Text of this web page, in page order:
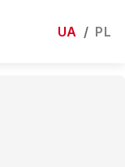
UA / PL